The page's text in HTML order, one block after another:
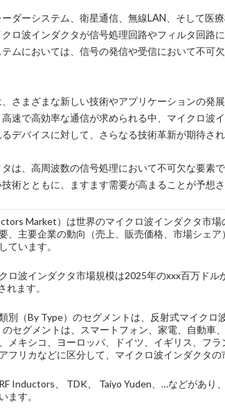
ダーシステム、衛星通信、無線LAN、そして医
ロ波インダクタが信号処理回路やフィルタ回路
ムにおいては、信号の発信や受信において不可
さまざまな新しい技術やアプリケーションの
速で高効率な通信が求められる中、マイクロ波
デバイスに対して、さらなる技術革新が期待され
は、高周波数の信号処理において不可欠な要素
術とともに、ますます需要が高まることが予想さ
Market）は世界のマイクロ波インダクタ市
、主要企業の動向（売上、販売価格、市場シェ
ています。
ロ波インダクタ市場規模は2025年のxxx百万ド
ます。
別（By Type）のセグメントは、反射式マイク
セグメントは、スマートフォン、家電、自動車
メキシコ、ヨーロッパ、ドイツ、イギリス、フ
フリカなどに区分して、マイクロ波インダクタの
Inductors、 TDK、 Taiyo Yuden、…などがあり
ます。